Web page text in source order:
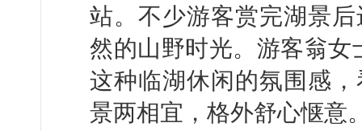
站。不少游客赏完湖景
然的山野时光。游客翁女
这种临湖休闲的氛围感
景两相宜，格外舒心惬意